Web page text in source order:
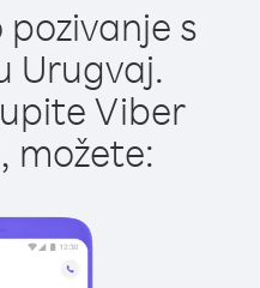
s
Urugvaj.
Viber
možete: